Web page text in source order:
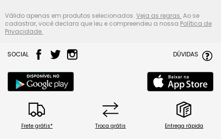
Válido apenas em produtos selecionados. Veja as regras. Ao se
cadastrar, você declara que leu e compreendeu a nossa Política de
Privacidade.
SOCIAL DÚVIDAS
Frete grátis* Troca grátis Entrega rápida